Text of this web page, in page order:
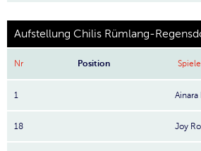
Aufstellung Chilis Rümlang-
Nr Position
1 Ainara
18 Joy